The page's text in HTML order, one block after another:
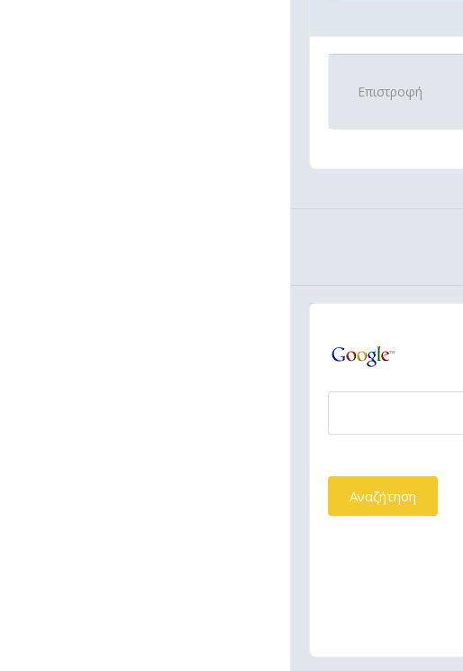
Επιστροφή